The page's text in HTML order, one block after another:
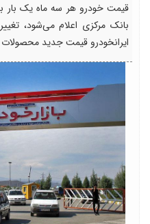
قیمت خودرو هر سه ماه یک
بانک مرکزی اعلام می‌شود،
ایرانخودرو قیمت جدید محصولات